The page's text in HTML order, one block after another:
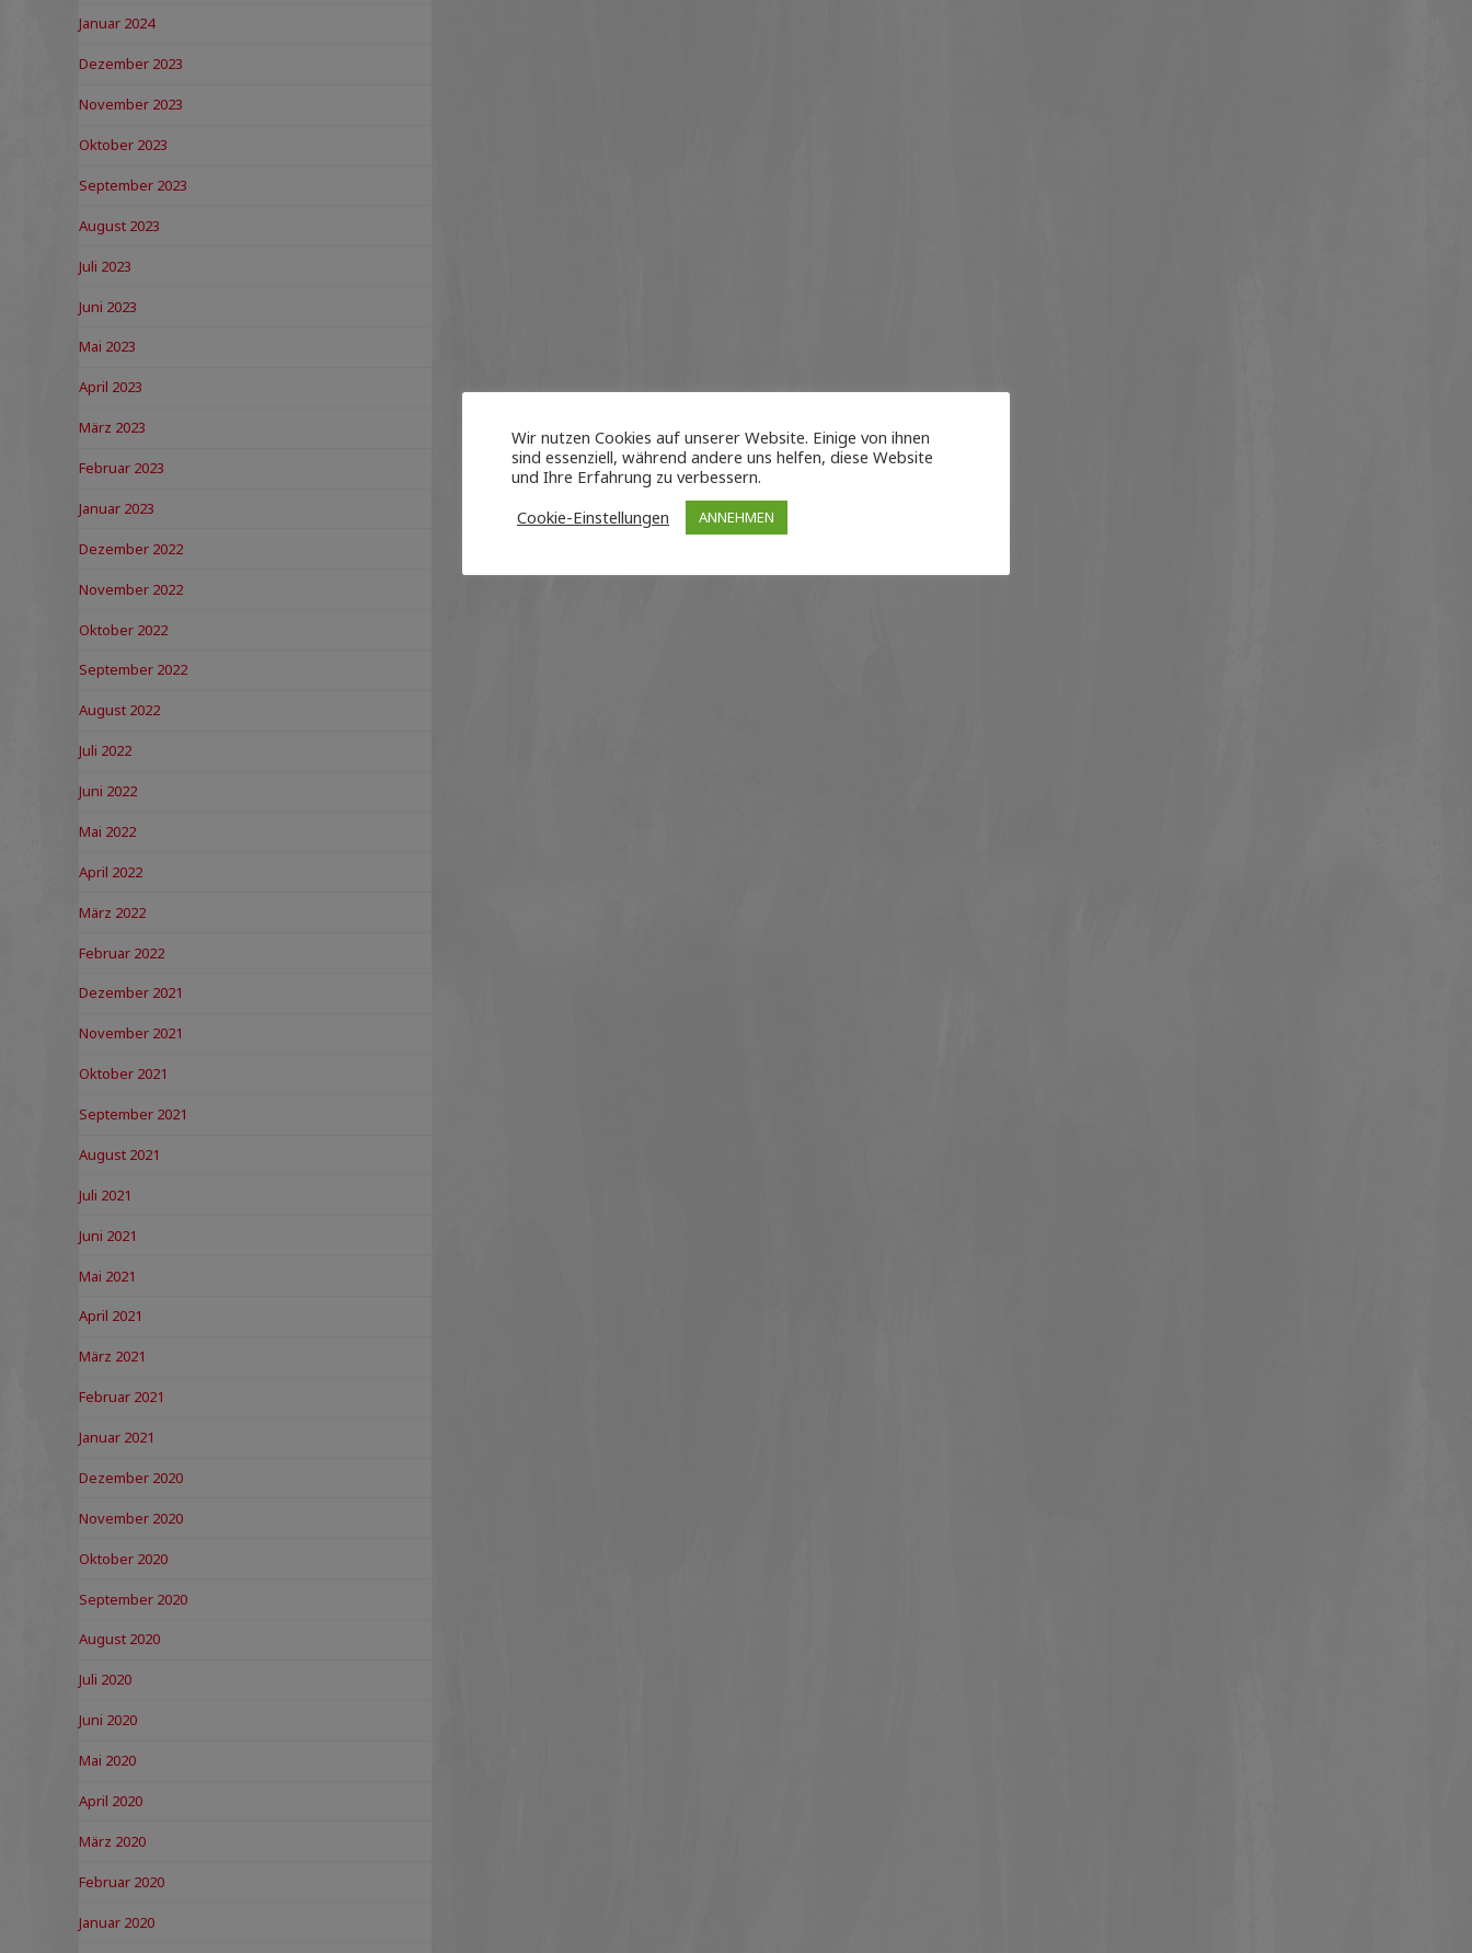
Januar 2024
Dezember 2023
November 2023
Oktober 2023
September 2023
August 2023
Juli 2023
Juni 2023
Mai 2023
April 2023
März 2023
Februar 2023
Januar 2023
Dezember 2022
November 2022
Oktober 2022
September 2022
August 2022
Juli 2022
Juni 2022
Mai 2022
April 2022
März 2022
Februar 2022
Dezember 2021
November 2021
Oktober 2021
September 2021
August 2021
Juli 2021
Juni 2021
Mai 2021
April 2021
März 2021
Februar 2021
Januar 2021
Dezember 2020
November 2020
Oktober 2020
September 2020
August 2020
Juli 2020
Juni 2020
Mai 2020
April 2020
März 2020
Februar 2020
Januar 2020
Wir nutzen Cookies auf unserer Website. Einige von ihnen
sind essenziell, während andere uns helfen, diese Website
und Ihre Erfahrung zu verbessern.
Cookie-Einstellungen
ANNEHMEN